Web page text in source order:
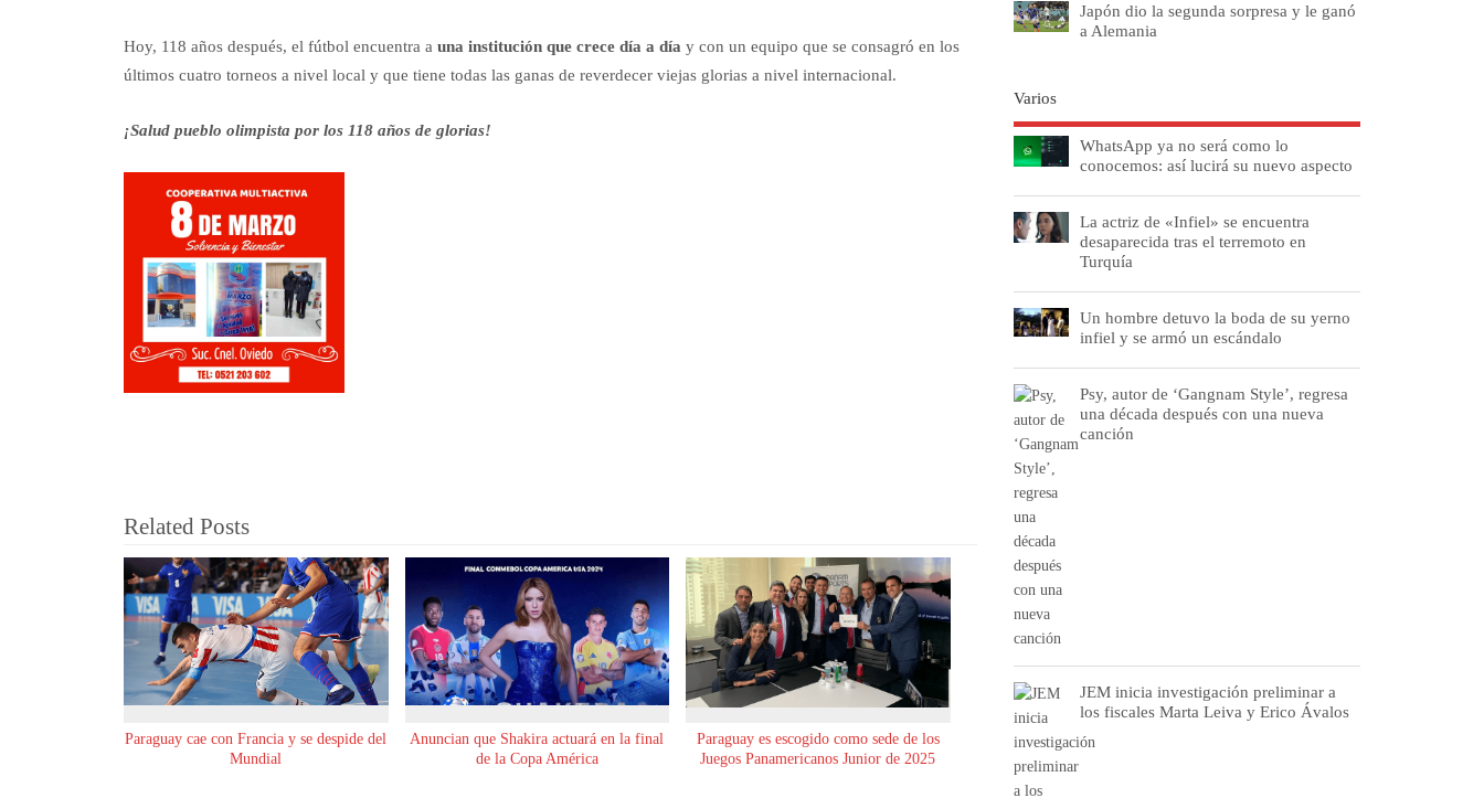
Hoy, 118 años después, el fútbol encuentra a una institución que crece día a día y con un equipo que se consagró en los
últimos cuatro torneos a nivel local y que tiene todas las ganas de reverdecer viejas glorias a nivel internacional.
¡Salud pueblo olimpista por los 118 años de glorias!
Related Posts
Paraguay cae con Francia y se despide del
Mundial
Anuncian que Shakira actuará en la final
de la Copa América
Paraguay es escogido como sede de los
Juegos Panamericanos Junior de 2025
Japón dio la segunda sorpresa y le ganó
a Alemania
Varios
WhatsApp ya no será como lo
conocemos: así lucirá su nuevo aspecto
La actriz de «Infiel» se encuentra
desaparecida tras el terremoto en
Turquía
Un hombre detuvo la boda de su yerno
infiel y se armó un escándalo
Psy, autor de ‘Gangnam Style’, regresa
una década después con una nueva
canción
JEM inicia investigación preliminar a
los fiscales Marta Leiva y Erico Ávalos